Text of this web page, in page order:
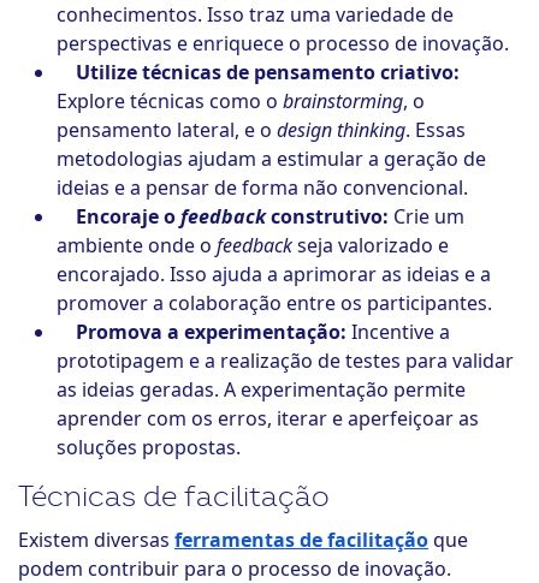
conhecimentos. Isso traz uma variedade de
perspectivas e enriquece o processo de inovação.
Utilize técnicas de pensamento criativo:
Explore técnicas como o brainstorming, o
pensamento lateral, e o design thinking. Essas
metodologias ajudam a estimular a geração de
ideias e a pensar de forma não convencional.
Encoraje ofeedbackconstrutivo: Crie um
ambiente onde o feedbackseja valorizado e
encorajado. Isso ajuda a aprimorar as ideias e a
promover a colaboração entre os participantes.
Promova a experimentação: Incentive a
prototipagem e a realização de testes para validar
as ideias geradas. A experimentação permite
aprender com os erros, iterar e aperfeiçoar as
soluções propostas.
Técnicas de facilitação
Existem diversas ferramentas de facilitaçãoque
podem contribuir para o processo de inovação.